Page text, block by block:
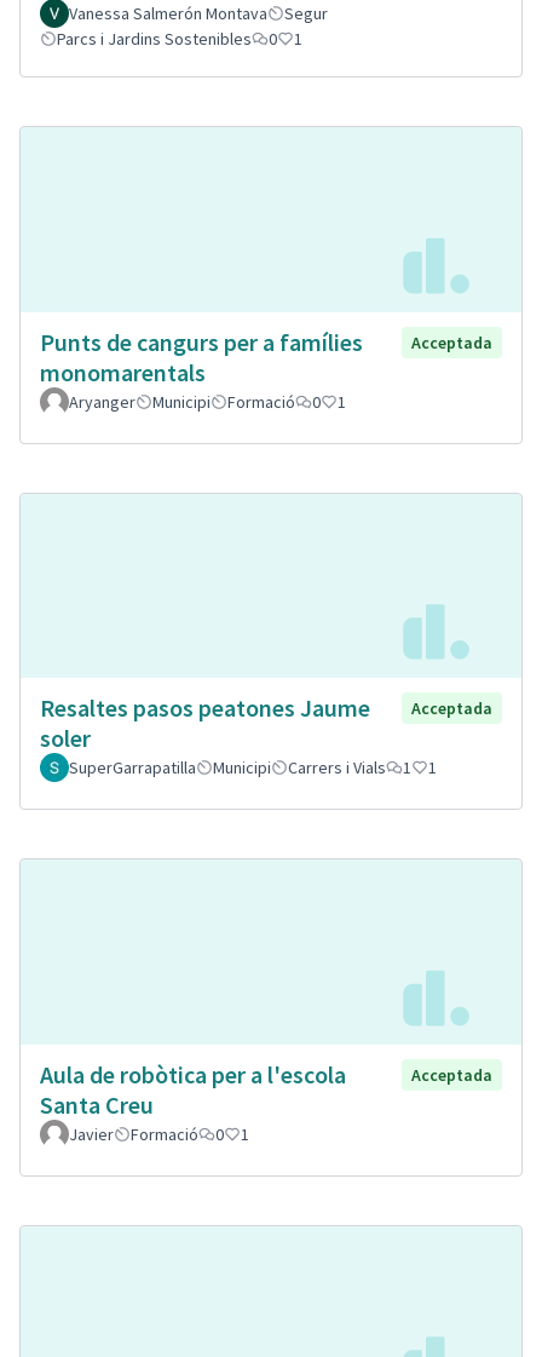
Vanessa Salmerón Montava
Segur
Parcs i Jardins Sostenibles
0 1
Punts de cangurs per a famílies
monomarentals
Acceptada
Aryanger Municipi Formació 0 1
Resaltes pasos peatones Jaume
soler
Acceptada
SuperGarrapatilla Municipi Carrers i Vials 1 1
Aula de robòtica per a l'escola
Santa Creu
Acceptada
Javier Formació 0 1